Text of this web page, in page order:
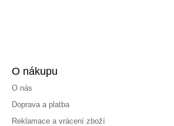
O nákupu
O nás
Doprava a platba
Reklamace a vrácení zboží